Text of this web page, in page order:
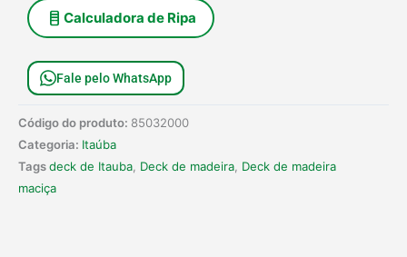
Calculadora de Ripa
Fale pelo WhatsApp
Código do produto: 85032000
Categoria: Itaúba
Tagsdeck de Itauba Deck de madeira Deck de madeira
maciça